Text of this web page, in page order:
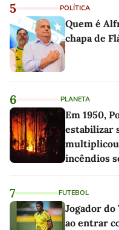
5 POLÍTICA
Quem é
chapa de
6 PLANETA
Em 1950,
estabilizar
multiplicou
incêndios
7 FUTEBOL
Jogador do
ao entrar